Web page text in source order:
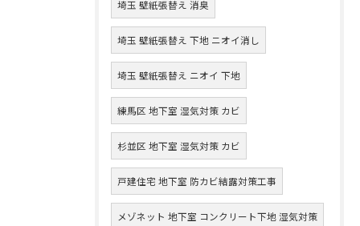
埼玉 壁紙張替え 消臭
埼玉 壁紙張替え 下地 ニオイ消し
埼玉 壁紙張替え ニオイ 下地
練馬区 地下室 湿気対策 カビ
杉並区 地下室 湿気対策 カビ
戸建住宅 地下室 防カビ結露対策工事
メゾネット 地下室 コンクリート下地 湿気対策